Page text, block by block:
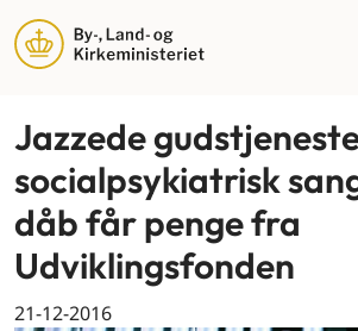
Jazzede
socialpsykiatrisk
dåb får penge fra
Udviklingsfonden
21-12-2016